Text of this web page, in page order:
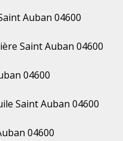
Auban 04600
Saint Auban 04600
04600
Saint Auban 04600
04600